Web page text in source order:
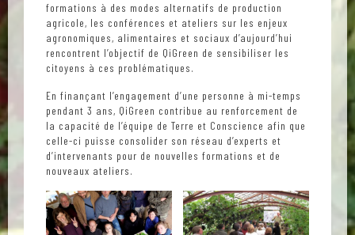
formations à des modes alternatifs de production
agricole, les conférences et ateliers sur les enjeux
agronomiques, alimentaires et sociaux d’aujourd’hui
rencontrent l’objectif de QiGreen de sensibiliser les
citoyens à ces problématiques.
En finançant l’engagement d’une personne à mi-temps
pendant 3 ans, QiGreen contribue au renforcement de
la capacité de l’équipe de Terre et Conscience afin que
celle-ci puisse consolider son réseau d’experts et
d’intervenants pour de nouvelles formations et de
nouveaux ateliers.